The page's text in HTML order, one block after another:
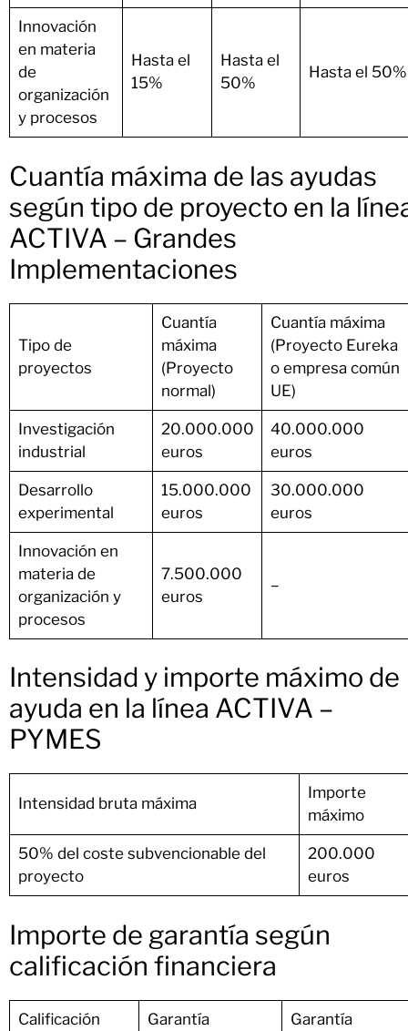
Innovación
en materia
de
organización
y procesos
Hasta el
15%
Hasta el
50%
Hasta el 50%
Cuantía máxima de las ayudas
según tipo de proyecto en la
ACTIVA – Grandes
Implementaciones
Tipo de
proyectos
Cuantía
máxima
(Proyecto
normal)
Cuantía máxima
(Proyecto Eureka
o empresa común
UE)
Investigación
industrial
20.000.000
euros
40.000.000
euros
Desarrollo
experimental
15.000.000
euros
30.000.000
euros
Innovación en
materia de
organización y
procesos
7.500.000
euros
–
Intensidad y importe máximo de
ayuda en la línea ACTIVA –
PYMES
Intensidad bruta máxima
Importe
máximo
50% del coste subvencionable del
proyecto
200.000
euros
Importe de garantía según
calificación financiera
Calificación
Garantía
Garantía